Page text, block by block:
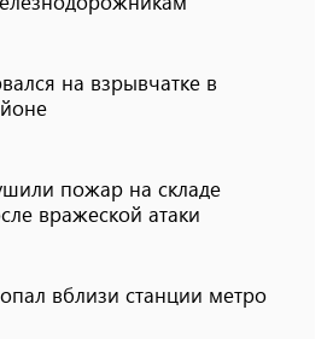
на взрывчатке в
пожар на складе
вражеской атаки
вблизи станции метро